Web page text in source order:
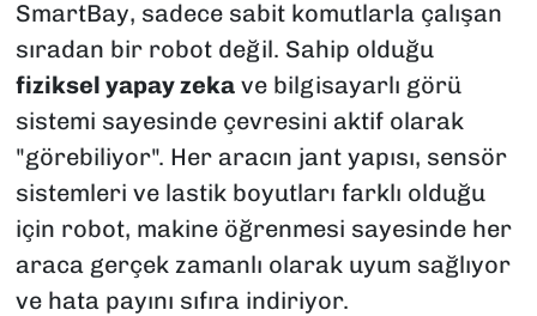
SmartBay, sadece sabit komutlarla çalışan
sıradan bir robot değil. Sahip olduğu
fiziksel yapay zekave bilgisayarlı görü
sistemi sayesinde çevresini aktif olarak
"görebiliyor". Her aracın jant yapısı, sensör
sistemleri ve lastik boyutları farklı olduğu
için robot, makine öğrenmesi sayesinde her
araca gerçek zamanlı olarak uyum sağlıyor
ve hata payını sıfıra indiriyor.